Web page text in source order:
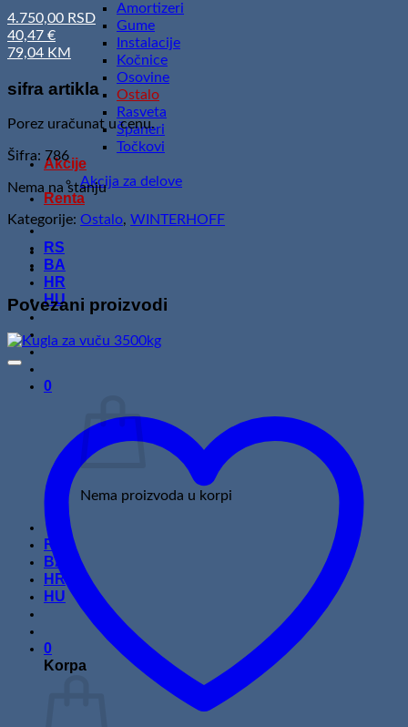
Amortizeri
Gume
Instalacije
Kočnice
Osovine
Ostalo
Rasveta
Španeri
Točkovi
Akcije
Akcija za delove
Renta
RS
BA
HR
HU
0
Nema proizvoda u korpi
RS
BA
HR
HU
0
Korpa
4.750,00 RSD
40,47 €
79,04 KM
sifra artikla
Porez uračunat u cenu.
Šifra: 786
Nema na stanju
Kategorije: Ostalo, WINTERHOFF
Povezani proizvodi